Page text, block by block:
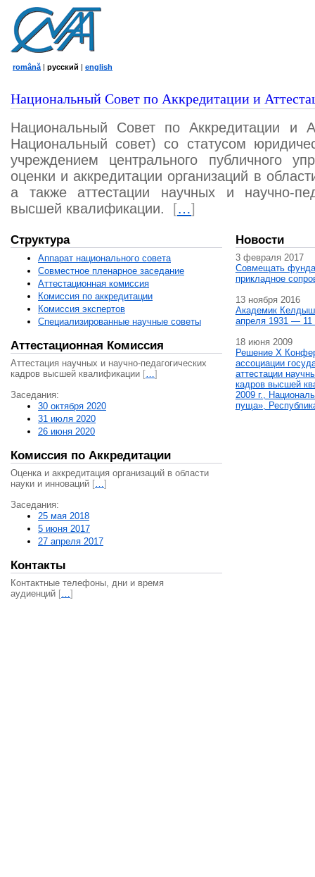
română | русский | english
Национальный Совет по Аккредитации и
Национальный Совет по Аккредитации и
Национальный совет) со статусом
учреждением центрального публичного
оценки и аккредитации организаций в
а также аттестации научных и научно-
высшей квалификации.
[…]
Структура
Аппарат национального совета
Совместное пленарное заседание
Аттестационная комисcия
Комиссия по аккредитации
Комиссия экспертов
Специализированные научные советы
Аттестационная Комиссия
Аттестация научных и научно-педагогических
кадров высшей квалификации […]
Заседания:
30 октября 2020
31 июля 2020
26 июня 2020
Комиссия по Аккредитации
Оценка и аккредитация организаций в области
науки и инноваций […]
Заседания:
25 мая 2018
5 июня 2017
27 апреля 2017
Контакты
Контактные телефоны, дни и время
аудиенций […]
Новости
3 февраля 2017
Совмещать
прикладное
13 ноября 2016
Академик
апреля 1931 — 11
18 июня 2009
Решение X
ассоциации
аттестации
кадров высшей
2009 г.,
пуща»,